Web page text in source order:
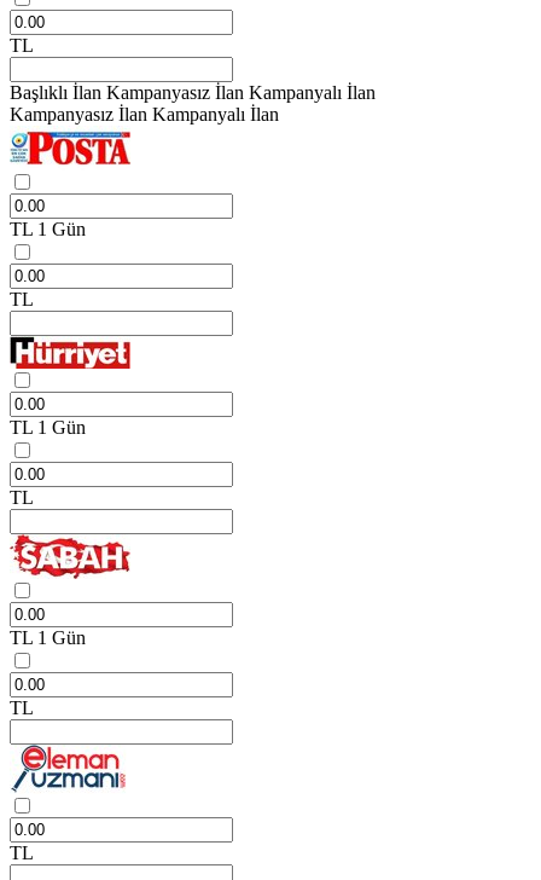
TL
Başlıklı İlan Kampanyasız İlan Kampanyalı İlan
Kampanyasız İlan Kampanyalı İlan
TL 1 Gün
TL
TL 1 Gün
TL
TL 1 Gün
TL
TL